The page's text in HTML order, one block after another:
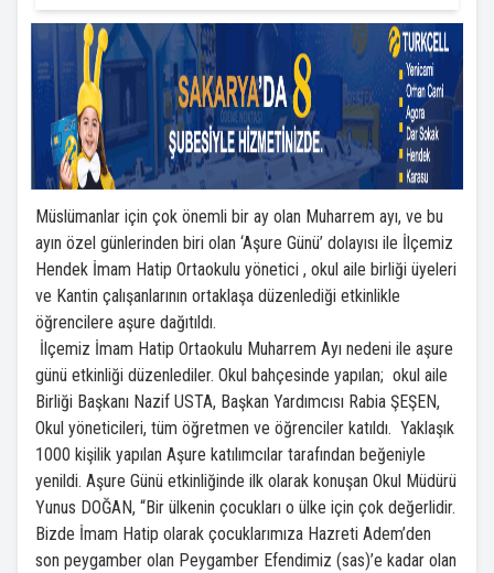
Müslümanlar için çok önemli bir ay olan Muharrem ayı, ve bu
ayın özel günlerinden biri olan ‘Aşure Günü’ dolayısı ile İlçemiz
Hendek İmam Hatip Ortaokulu yönetici , okul aile birliği üyeleri
ve Kantin çalışanlarının ortaklaşa düzenlediği etkinlikle
öğrencilere aşure dağıtıldı.
İlçemiz İmam Hatip Ortaokulu Muharrem Ayı nedeni ile aşure
günü etkinliği düzenlediler. Okul bahçesinde yapılan; okul aile
Birliği Başkanı Nazif USTA, Başkan Yardımcısı Rabia ŞEŞEN,
Okul yöneticileri, tüm öğretmen ve öğrenciler katıldı. Yaklaşık
1000 kişilik yapılan Aşure katılımcılar tarafından beğeniyle
yenildi. Aşure Günü etkinliğinde ilk olarak konuşan Okul Müdürü
Yunus DOĞAN, “Bir ülkenin çocukları o ülke için çok değerlidir.
Bizde İmam Hatip olarak çocuklarımıza Hazreti Adem’den
son peygamber olan Peygamber Efendimiz (sas)’e kadar olan